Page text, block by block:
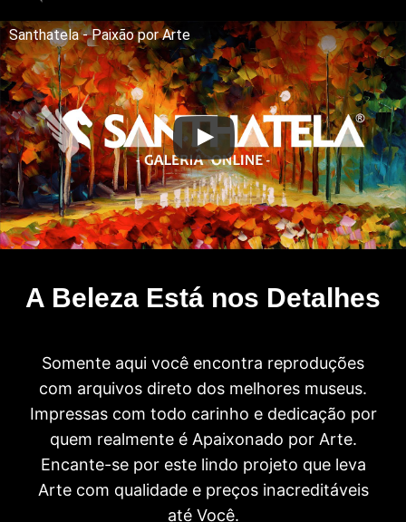
Santhatela - Paixão por Arte
A Beleza Está nos Detalhes
Somente aqui você encontra reproduções
com arquivos direto dos melhores museus.
Impressas com todo carinho e dedicação por
quem realmente é Apaixonado por Arte.
Encante-se por este lindo projeto que leva
Arte com qualidade e preços inacreditáveis
até Você.